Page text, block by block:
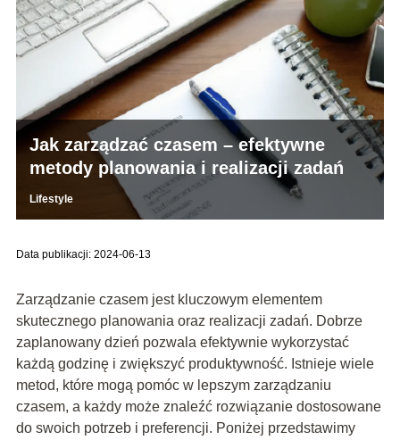
Jak zarządzać czasem – efektywne
metody planowania i realizacji zadań
Lifestyle
Data publikacji: 2024-06-13
Zarządzanie czasem jest kluczowym elementem
skutecznego planowania oraz realizacji zadań. Dobrze
zaplanowany dzień pozwala efektywnie wykorzystać
każdą godzinę i zwiększyć produktywność. Istnieje wiele
metod, które mogą pomóc w lepszym zarządzaniu
czasem, a każdy może znaleźć rozwiązanie dostosowane
do swoich potrzeb i preferencji. Poniżej przedstawimy